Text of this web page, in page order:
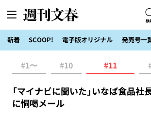
検
新着 SCOOP! 電子版オリジナル 発売号一
#1〜 #10 #11
「マイナビに聞いた」いなば食品社
に恫喝メール